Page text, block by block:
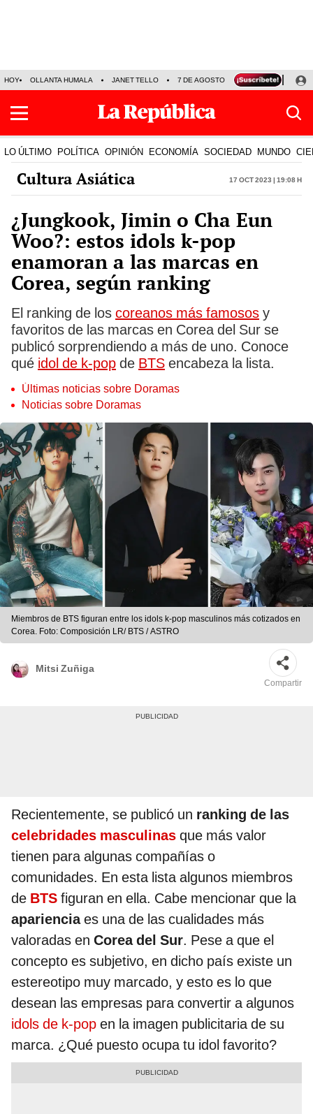
HOY OLLANTA HUMALA JANET TELLO 7 DE AGOSTO TINKA RESULTADOS
LO ÚLTIMO POLÍTICA OPINIÓN ECONOMÍA SOCIEDAD MUNDO
Cultura Asiática 17 Oct 2023 | 19:08 h
¿Jungkook, Jimin o Cha Eun
Woo?: estos idols k-pop
enamoran a las marcas en
Corea, según ranking
El ranking de los coreanos más famosos y
favoritos de las marcas en Corea del Sur se
publicó sorprendiendo a más de uno. Conoce
qué idol de k-pop de BTS encabeza la lista.
Últimas noticias sobre Doramas
Noticias sobre Doramas
Miembros de BTS figuran entre los idols k-pop masculinos más cotizados en
Corea. Foto: Composición LR/ BTS / ASTRO
Mitsi Zuñiga
Compartir
Recientemente, se publicó un ranking de las
celebridades masculinas que más valor
tienen para algunas compañías o
comunidades. En esta lista algunos miembros
de BTS figuran en ella. Cabe mencionar que la
aparienciaes una de las cualidades más
valoradas en Corea del Sur. Pese a que el
concepto es subjetivo, en dicho país existe un
estereotipo muy marcado, y esto es lo que
desean las empresas para convertir a algunos
idols de k-pop en la imagen publicitaria de su
marca. ¿Qué puesto ocupa tu idol favorito?